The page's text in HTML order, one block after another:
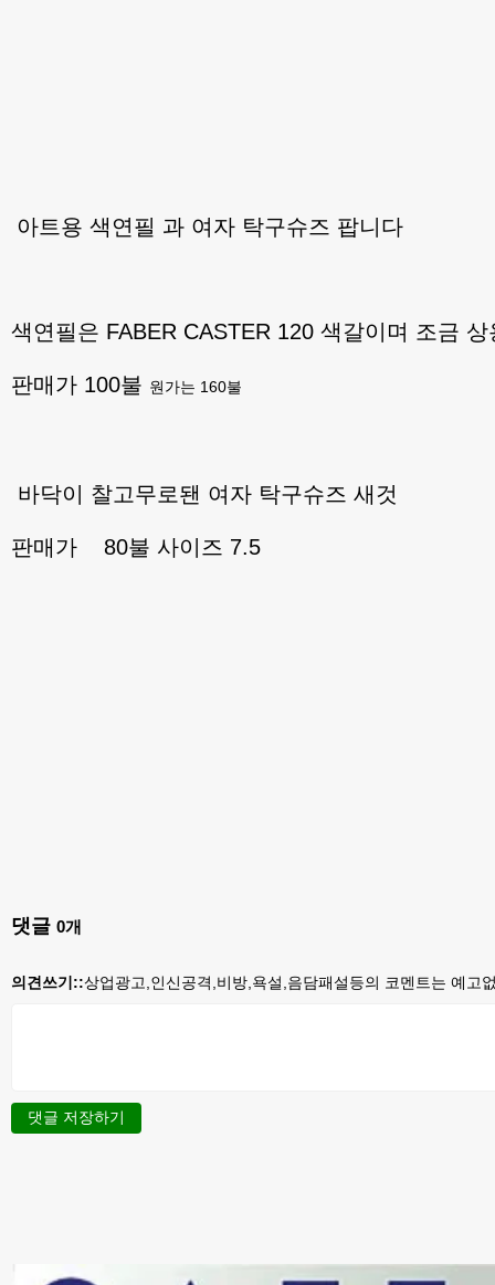
아트용 색연필 과 여자 탁구슈즈 팝니다
색연필은 FABER CASTER 120 색갈이며 조금 상
판매가 100불 원가는 160불
바닥이 찰고무로됀 여자 탁구슈즈 새것
판매가 80불 사이즈 7.5
댓글 0개
의견쓰기::상업광고,인신공격,비방,욕설,음담패설등의 코멘트는 예고
댓글 저장하기